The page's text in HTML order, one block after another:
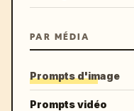
PAR MÉDIA
Prompts d'image
Prompts vidéo